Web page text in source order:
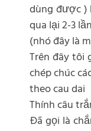
dùng được )
qua lại 2-3
(nhó đây là
Trên đây tôi
chép chúc
theo cau dai
Thính câu
Đã gọi là